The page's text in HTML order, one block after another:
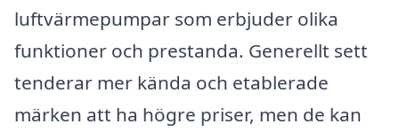
luftvärmepumpar som erbjuder olika
funktioner och prestanda. Generellt sett
tenderar mer kända och etablerade
märken att ha högre priser, men de kan